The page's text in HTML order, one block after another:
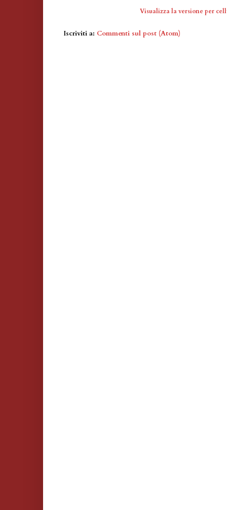
Visualizza la versione per
Iscriviti a: Commenti sul post (Atom)